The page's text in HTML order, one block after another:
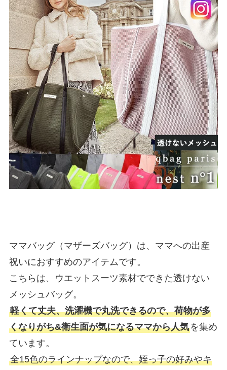
ママバッグ（マザーズバッグ）は、ママへの出産
祝いにおすすめのアイテムです。
こちらは、ウエットスーツ素材でできた透けない
メッシュバッグ。
軽くて丈夫、洗濯機で丸洗できるので、荷物が多
くなりがち&衛生面が気になるママから人気を集め
ています。
全15色のラインナップなので、姪っ子の好みやキ